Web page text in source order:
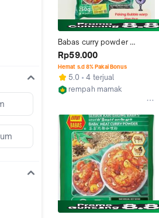
Babas curry powder
250GRAM / kari bubuk /
meat curry powder
Rp59.000
Hemat s.d 8% Pakai Bonus
5.0
4 terjual
rempah mamak